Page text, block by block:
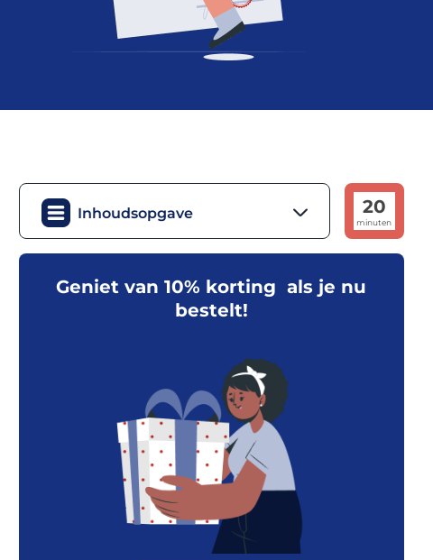
Inhoudsopgave 20
minuten
Geniet van 10% korting als je nu
bestelt!